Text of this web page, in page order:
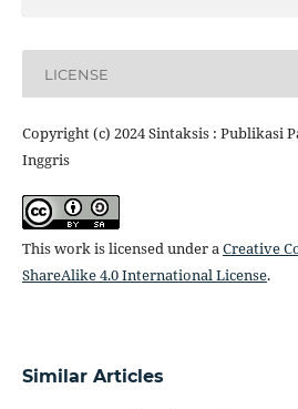
LICENSE
Copyright (c) 2024 Sintaksis : Publikasi
Inggris
This work is licensed under aCreative
ShareAlike 4.0 International License.
Similar Articles